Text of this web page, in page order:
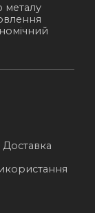
металу
Доставка